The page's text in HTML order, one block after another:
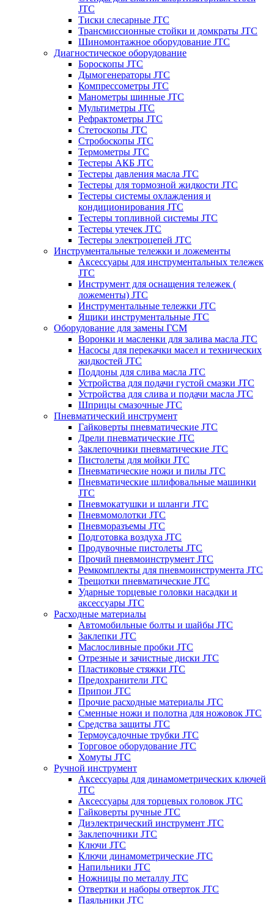
JTC
Тиски слесарные JTC
Трансмиссионные стойки и домкраты JTC
Шиномонтажное оборудование JTC
Диагностическое оборудование
Бороскопы JTC
Дымогенераторы JTC
Компрессометры JTC
Манометры шинные JTC
Мультиметры JTC
Рефрактометры JTC
Стетоскопы JTC
Стробоскопы JTC
Термометры JTC
Тестеры АКБ JTC
Тестеры давления масла JTC
Тестеры для тормозной жидкости JTC
Тестеры системы охлаждения и
кондиционирования JTC
Тестеры топливной системы JTC
Тестеры утечек JTC
Тестеры электроцепей JTC
Инструментальные тележки и ложементы
Аксессуары для инструментальных тележек
JTC
Инструмент для оснащения тележек (
ложементы) JTC
Инструментальные тележки JTC
Ящики инструментальные JTC
Оборудование для замены ГСМ
Воронки и масленки для залива масла JTC
Насосы для перекачки масел и технических
жидкостей JTC
Поддоны для слива масла JTC
Устройства для подачи густой смазки JTC
Устройства для слива и подачи масла JTC
Шприцы смазочные JTC
Пневматический инструмент
Гайковерты пневматические JTC
Дрели пневматические JTC
Заклепочники пневматические JTC
Пистолеты для мойки JTC
Пневматические ножи и пилы JTC
Пневматические шлифовальные машинки
JTC
Пневмокатушки и шланги JTC
Пневмомолотки JTC
Пневморазъемы JTC
Подготовка воздуха JTC
Продувочные пистолеты JTC
Прочий пневмоинструмент JTC
Ремкомплекты для пневмоинструмента JTC
Трещотки пневматические JTC
Ударные торцевые головки насадки и
аксессуары JTC
Расходные материалы
Автомобильные болты и шайбы JTC
Заклепки JTC
Маслосливные пробки JTC
Отрезные и зачистные диски JTC
Пластиковые стяжки JTC
Предохранители JTC
Припои JTC
Прочие расходные материалы JTC
Сменные ножи и полотна для ножовок JTC
Средства защиты JTC
Термоусадочные трубки JTC
Торговое оборудование JTC
Хомуты JTC
Ручной инструмент
Аксессуары для динамометрических ключей
JTC
Аксессуары для торцевых головок JTC
Гайковерты ручные JTC
Диэлектрический инструмент JTC
Заклепочники JTC
Ключи JTC
Ключи динамометрические JTC
Напильники JTC
Ножницы по металлу JTC
Отвертки и наборы отверток JTC
Паяльники JTC